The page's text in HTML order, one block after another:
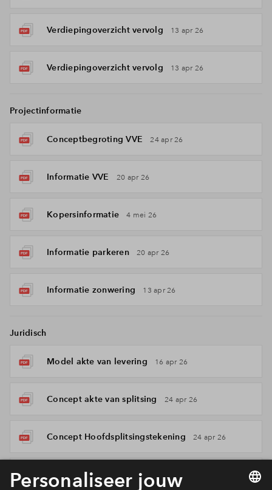
Verdiepingoverzicht vervolg 13 apr 26
Verdiepingoverzicht vervolg 13 apr 26
Projectinformatie
Conceptbegroting VVE 24 apr 26
Informatie VVE 20 apr 26
Kopersinformatie 4 mei 26
Informatie parkeren 20 apr 26
Informatie zonwering 13 apr 26
Juridisch
Model akte van levering 16 apr 26
Concept akte van splitsing 24 apr 26
Concept Hoofdsplitsingstekening 24 apr 26
Model Koopovereenkomst